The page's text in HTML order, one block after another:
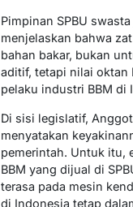
Pimpinan SPBU
menjelaskan bahwa
bahan bakar, bukan
aditif, tetapi nilai oktan
pelaku industri BBM di
Di sisi legislatif,
menyatakan
pemerintah. Untuk itu,
BBM yang dijual di
terasa pada mesin
di Indonesia tetap